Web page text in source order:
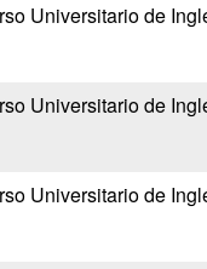
Universitario de
Universitario de
Universitario de